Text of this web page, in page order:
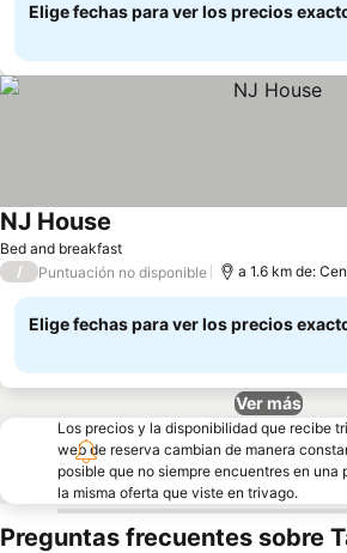
Elige fechas para ver los precios
Bed and breakfast
NJ House
/ Puntuación no disponible a 1.6 km de:
Elige fechas para ver los precios
Ver más
Los precios y la disponibilidad que recibe
web de reserva cambian de manera
posible que no siempre encuentres en una
la misma oferta que viste en trivago.
Preguntas frecuentes sobre